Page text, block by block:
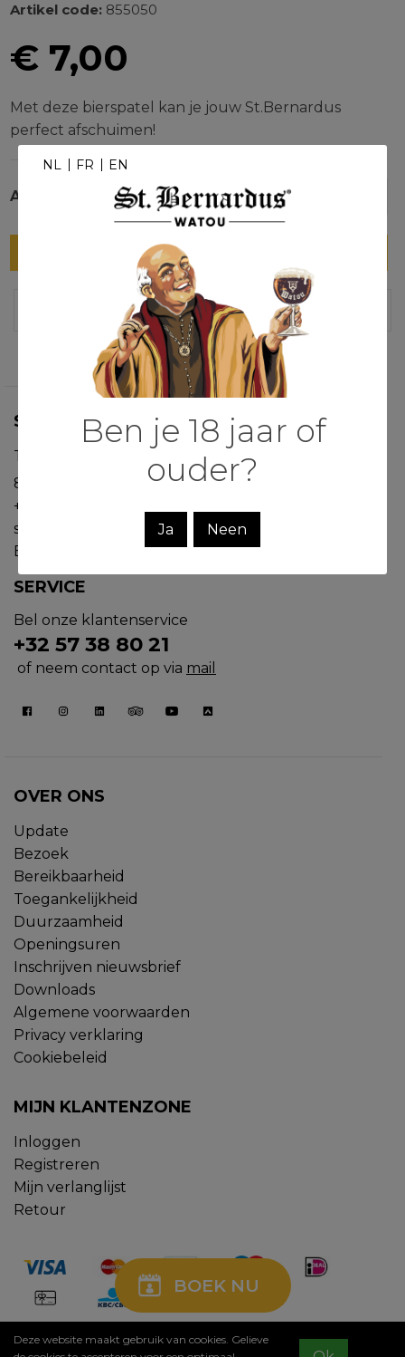
Deze website maakt gebruik van cookies. Gelieve
Artikel code: 855050
€ 7,00
Met deze bierspatel kan je jouw St.Bernardus
perfect afschuimen!
Aantal
In winkelmandje
BOEK NU
ST.BERNARDUS
Trappistenweg 23
8978 Watou
+32 57 38 80 21
shop@sintbernardus.be
BTW: BE 0463544291
SERVICE
Bel onze klantenservice
+32 57 38 80 21
of neem contact op via mail
OVER ONS
Update
Bezoek
Bereikbaarheid
Toegankelijkheid
Duurzaamheid
Openingsuren
Inschrijven nieuwsbrief
Downloads
Algemene voorwaarden
Privacy verklaring
Cookiebeleid
MIJN KLANTENZONE
Inloggen
Registreren
Mijn verlanglijst
Retour
Sitemap
NL FR EN
Ben je 18 jaar of
ouder?
Ja Neen